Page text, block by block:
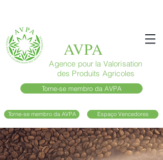
AVPA
Agence pour la Valorisation
des Produits Agricoles
Torne-se membro da AVPA
Torne-se membro da AVPA Espaço Vencedores